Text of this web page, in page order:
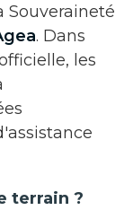
Souveraineté
. Dans
les
terrain ?